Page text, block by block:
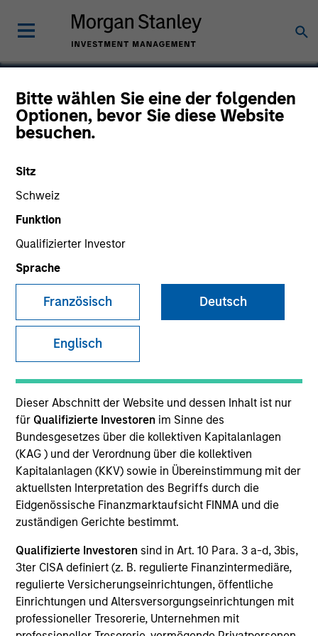
Bitte wählen Sie eine der folgenden
Optionen, bevor Sie diese Website
besuchen.
Sitz
Schweiz
Funktion
Qualifizierter Investor
Sprache
Französisch Deutsch
Englisch
Dieser Abschnitt der Website und dessen Inhalt ist nur
für Qualifizierte Investoren im Sinne des
Bundesgesetzes über die kollektiven Kapitalanlagen
(KAG ) und der Verordnung über die kollektiven
Kapitalanlagen (KKV) sowie in Übereinstimmung mit der
aktuellsten Interpretation des Begriffs durch die
Eidgenössische Finanzmarktaufsicht FINMA und die
zuständigen Gerichte bestimmt.
Qualifizierte Investoren sind in Art. 10 Para. 3 a-d, 3bis,
3ter CISA definiert (z. B. regulierte Finanzintermediäre,
regulierte Versicherungseinrichtungen, öffentliche
Einrichtungen und Altersversorgungseinrichtungen mit
professioneller Tresorerie, Unternehmen mit
US HealthConnect
SECTOR
United States
Invested on
Oct 2020
Transaction Type
Founder Recapitalization